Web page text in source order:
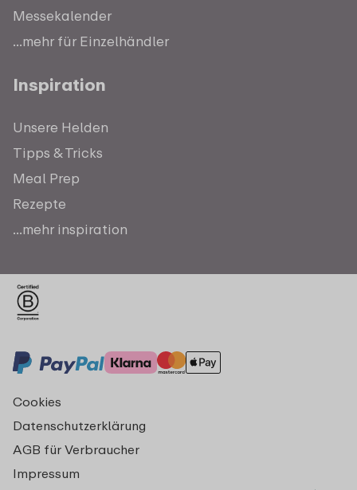
Messekalender
...mehr für Einzelhändler
Inspiration
Unsere Helden
Tipps & Tricks
Meal Prep
Rezepte
...mehr inspiration
Cookies
Datenschutzerklärung
AGB für Verbraucher
Impressum